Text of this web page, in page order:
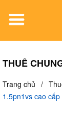
THUÊ
Trang chủ /
1.5pn1vs cao